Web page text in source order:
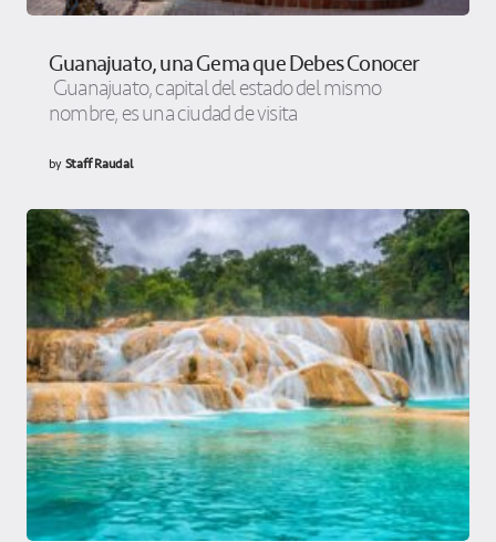
Guanajuato, una Gema que Debes Conocer
Guanajuato, capital del estado del mismo
nombre, es una ciudad de visita
byStaff Raudal